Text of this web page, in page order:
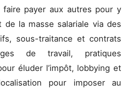
faire payer aux autres pour y
de la masse salariale via des
sous-traitance et contrats
de travail, pratiques
éluder l’impôt, lobbying et
pour imposer au